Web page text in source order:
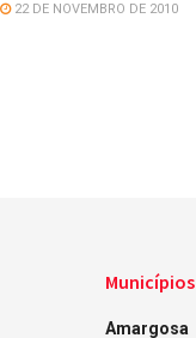
22 DE NOVEMBRO DE 2010
Municípios
Amargosa